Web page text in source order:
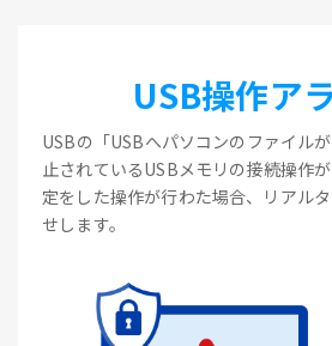
USB操作ア
USBの「USBへパソコンのファイル
止されているUSBメモリの接続操作
定をした操作が行わた場合、リアル
せします。